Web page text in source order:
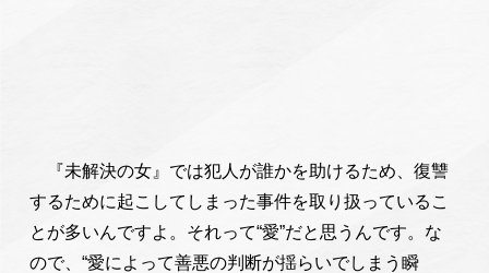
『未解決の女』では犯人が誰かを助けるため、復讐
するために起こしてしまった事件を取り扱っているこ
とが多いんですよ。それって“愛”だと思うんです。な
ので、“愛によって善悪の判断が揺らいでしまう瞬